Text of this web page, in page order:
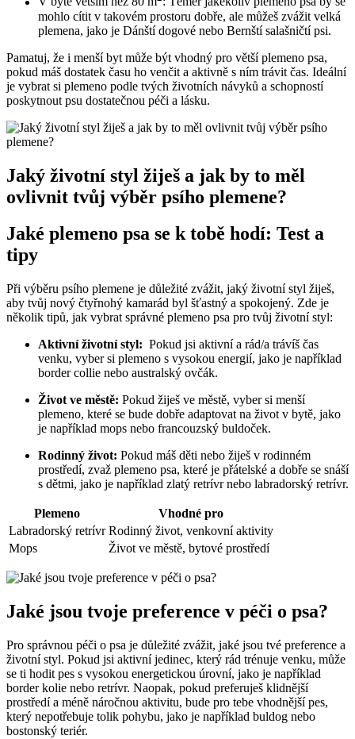
mohlo cítit ‌v takovém prostoru dobře, ale ‍můžeš ⁣zvážit velká⁢
plemena, jako je⁤ Dánští dogové nebo ‌Bernští salašničtí psi.
Pamatuj, že ​i‌ menší ​byt může být vhodný pro větší plemeno psa,
pokud máš⁣ dostatek času ho ⁤venčit‍ a aktivně s ním ⁤trávit čas. Ideální⁤
je ​vybrat si plemeno podle tvých ‌životních návyků⁣ a​ schopností
poskytnout‌ psu‌ dostatečnou péči a lásku.
Jaký‌ životní styl‌ žiješ⁢ a jak‍ by‌ to⁣ měl
ovlivnit‌ tvůj výběr psího ⁢plemene?
Jaké ​plemeno​ psa se k tobě hodí: Test a
tipy
Při výběru psího plemene je důležité zvážit, jaký ⁤životní styl žiješ,
aby tvůj nový čtyřnohý kamarád byl ⁤šťastný​ a ⁢spokojený. ​Zde je
několik‍ tipů, jak vybrat správné plemeno⁢ psa pro tvůj životní styl:
Aktivní‍ životní⁤ styl: ⁤ Pokud jsi aktivní a rád/a trávíš⁣ čas
venku, ⁢vyber si plemeno⁤ s vysokou ​energií, jako je například
border collie nebo australský ovčák.
Život ve ⁢městě: Pokud žiješ ve městě, vyber ⁣si‍ menší
plemeno, které se bude‍ dobře ⁢adaptovat ⁤na život v bytě, jako
‌je například mops ‌nebo⁢ francouzský buldoček.
Rodinný život: Pokud máš děti nebo žiješ v ⁣rodinném
prostředí, zvaž plemeno ⁣psa,​ které je přátelské⁤ a dobře se snáší⁢
s ⁤dětmi, jako je například zlatý retrívr nebo labradorský retrívr.
Plemeno
Vhodné pro
Labradorský retrívr Rodinný život, ⁣venkovní aktivity
Mops
Život ve​ městě,⁢ bytové‍ prostředí
Jaké jsou tvoje preference v péči o psa?
Pro správnou péči ⁢o‌ psa ⁤je důležité zvážit,​ jaké jsou tvé preference a
životní⁣ styl. Pokud jsi⁤ aktivní jedinec, který rád trénuje venku, může
se ti hodit pes⁤ s vysokou energetickou úrovní,⁣ jako je například​
border kolie nebo retrívr. Naopak, ⁣pokud ​preferuješ‍ klidnější
prostředí a méně náročnou⁣ aktivitu, bude⁢ pro tebe ⁣vhodnější ‍pes,
který nepotřebuje tolik pohybu, jako je například ⁣buldog​ nebo
bostonský‌ teriér.